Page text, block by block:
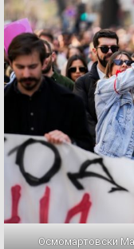
Осмомартовски